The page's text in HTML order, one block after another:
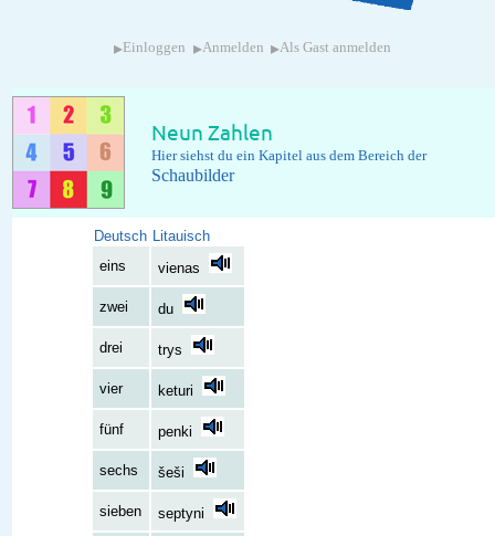
▸ Einloggen ▸Anmelden ▸Als Gast anmelden
Neun Zahlen
Hier siehst du ein Kapitel aus dem Bereich der
Schaubilder
Deutsch Litauisch
eins
vienas
zwei du
drei trys
vier keturi
fünf penki
sechs šeši
sieben septyni